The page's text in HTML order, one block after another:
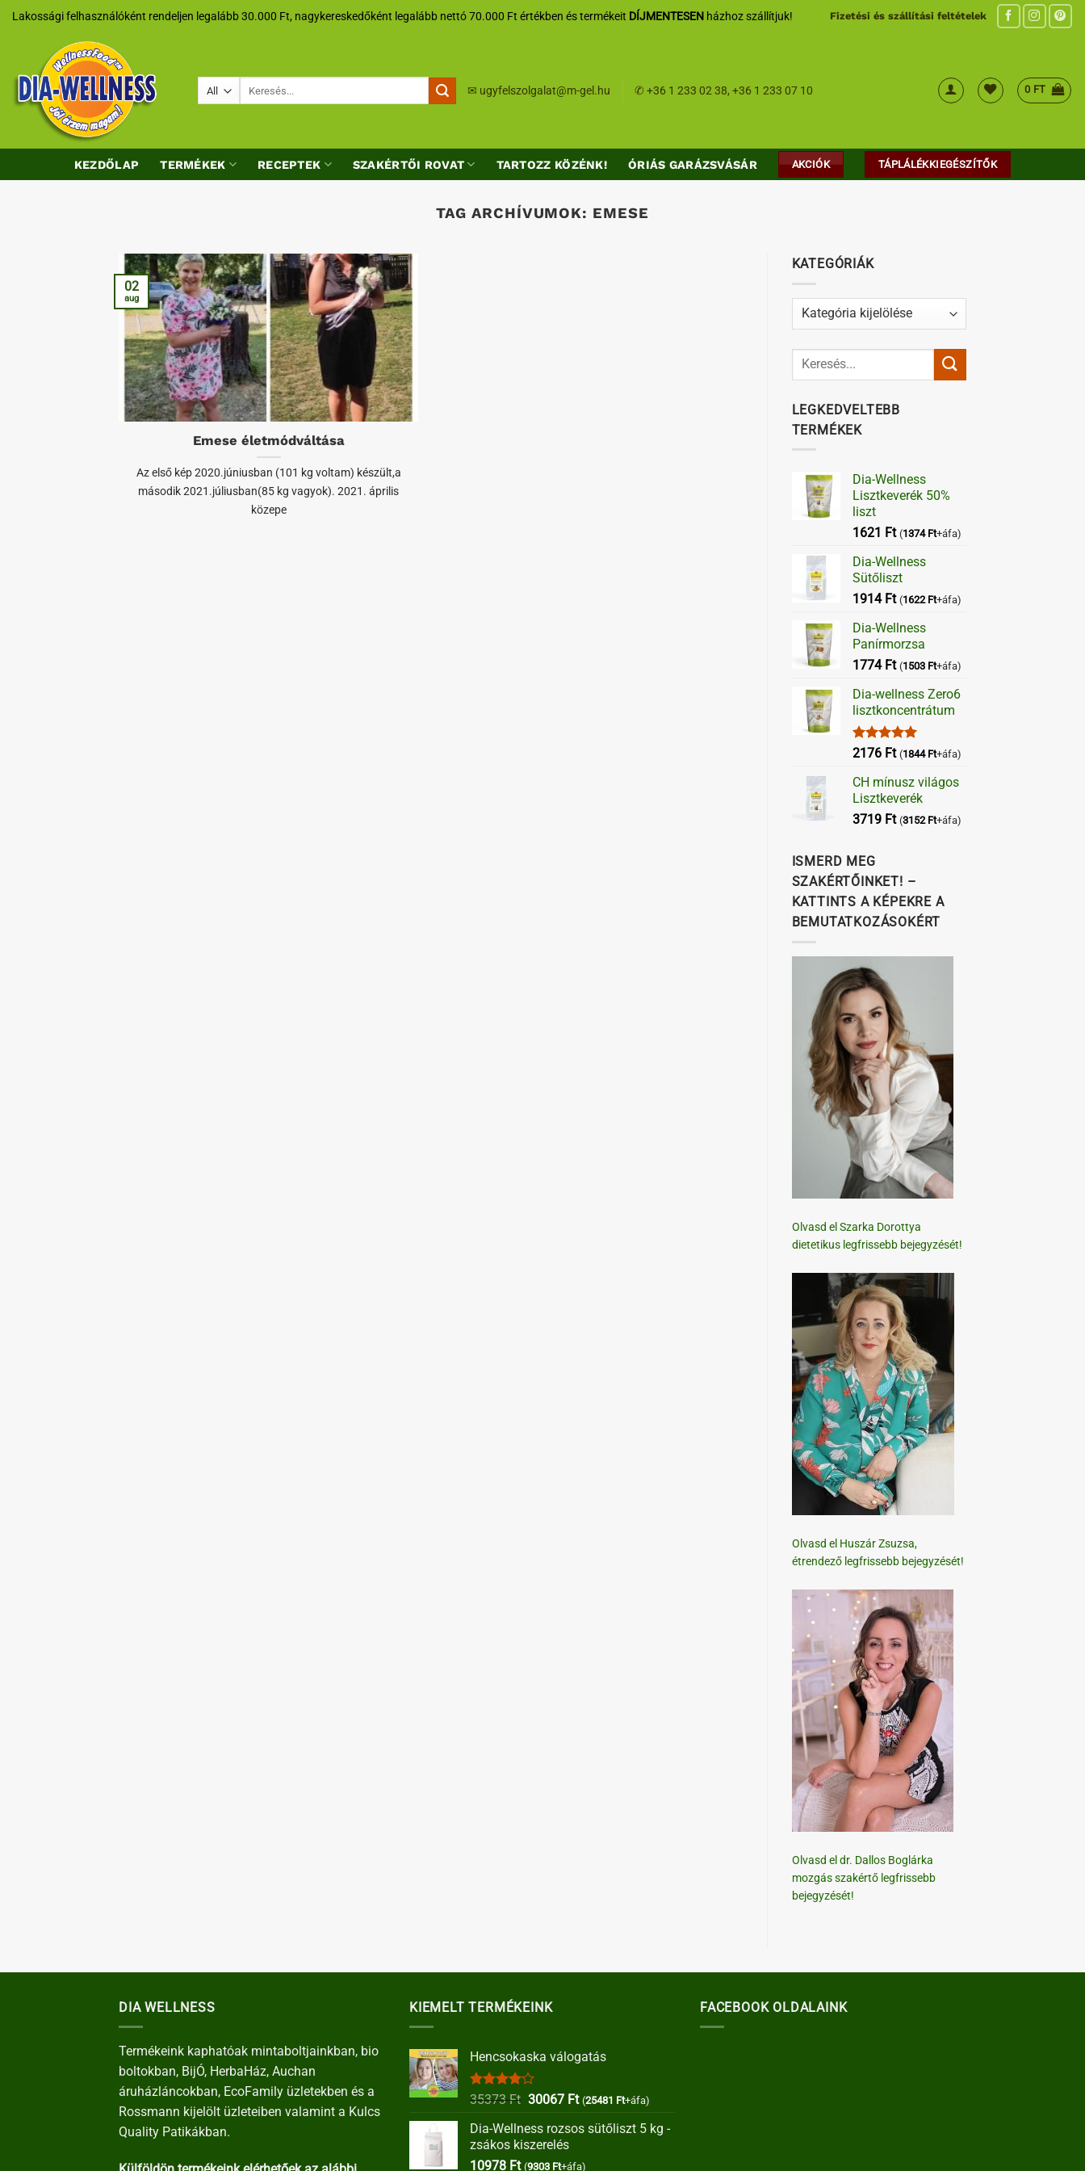
SkipLakossági felhasználóként rendeljen legalább 30.000 Ft, nagykereskedőként legalább nettó 70.000 Ft értékben és termékeit DÍJMENTESEN házhoz szállítjuk! Fizetési és szállítási feltételek
✉ ugyfelszolgalat@m-gel.hu ✆+36 1 233 02 38,+36 1 233 07 10 0 FT
KEZDŐLAP TERMÉKEK RECEPTEK SZAKÉRTŐI ROVAT TARTOZZ KÖZÉNK! ÓRIÁS GARÁZSVÁSÁR AKCIÓK TÁPLÁLÉKKIEGÉSZÍTŐK
TAG ARCHÍVUMOK: EMESE
Emese életmódváltása
Az első kép 2020.júniusban (101 kg voltam) készült,a
második 2021.júliusban(85 kg vagyok). 2021. április
közepe
02
aug
KATEGÓRIÁK
Kategóriák
LEGKEDVELTEBB
TERMÉKEK
Dia-Wellness
Lisztkeverék 50%
liszt
1621 Ft (1374 Ft+áfa)
Dia-Wellness
Sütőliszt
1914 Ft (1622 Ft+áfa)
Dia-Wellness
Panírmorzsa
1774 Ft (1503 Ft+áfa)
Dia-wellness Zero6
lisztkoncentrátum
Értékelés:
2176 Ft (1844 Ft+áfa)
CH mínusz világos
Lisztkeverék
3719 Ft (3152 Ft+áfa)
ISMERD MEG
SZAKÉRTŐINKET! –
KATTINTS A KÉPEKRE A
BEMUTATKOZÁSOKÉRT
Olvasd el Szarka Dorottya
dietetikus legfrissebb bejegyzését!
Olvasd el Huszár Zsuzsa,
étrendező legfrissebb bejegyzését!
Olvasd el dr. Dallos Boglárka
mozgás szakértő legfrissebb
bejegyzését!
DIA WELLNESS
Termékeink kaphatóak mintaboltjainkban, bio
boltokban, BijÓ, HerbaHáz, Auchan
áruházláncokban, EcoFamily üzletekben és a
Rossmann kijelölt üzleteiben valamint a Kulcs
Quality Patikákban.
KIEMELT TERMÉKEINK
Hencsokaska válogatás
Értékelés:
35373Ft Original
was:
35373 Ft.
30067 FtCurrent
is:
(25481 Ft+áfa)
Dia-Wellness rozsos sütőliszt 5 kg -
zsákos kiszerelés
10978 Ft (9303 Ft+áfa)
FACEBOOK OLDALAINK